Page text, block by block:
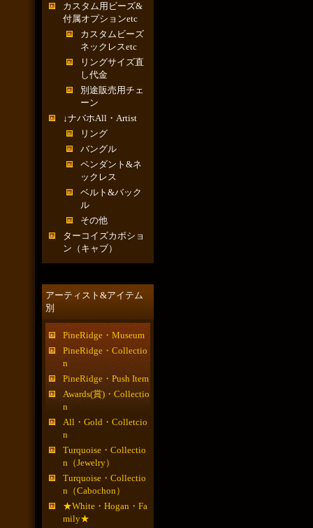
カスタム用ビーズ&
付属オプションetc
カスタムビーズ
ネックレスetc
リングサイズ直
し代金
別途販売用チェ
ーン
↓ナバホAll・Artist
リング
バングル
ペンダント&ネ
ックレス
ベルト&バック
ル
その他
ターコイズカボショ
ン（キャブ）
アーティスト&アイテム
別
PineRidge・Museum
PineRidge・Collectio
n
PineRidge・Push Item
Awards(賞)・Collectio
n
All・Gold・Colletcio
n
Turquoise・Collectio
n（Jewelry）
Turquoise・Collectio
n（Cabochon）
★White・Hogan・Fa
mily★